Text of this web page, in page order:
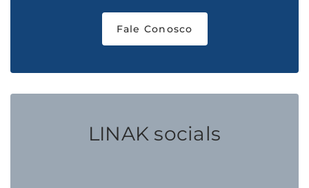
Fale Conosco
LINAK socials